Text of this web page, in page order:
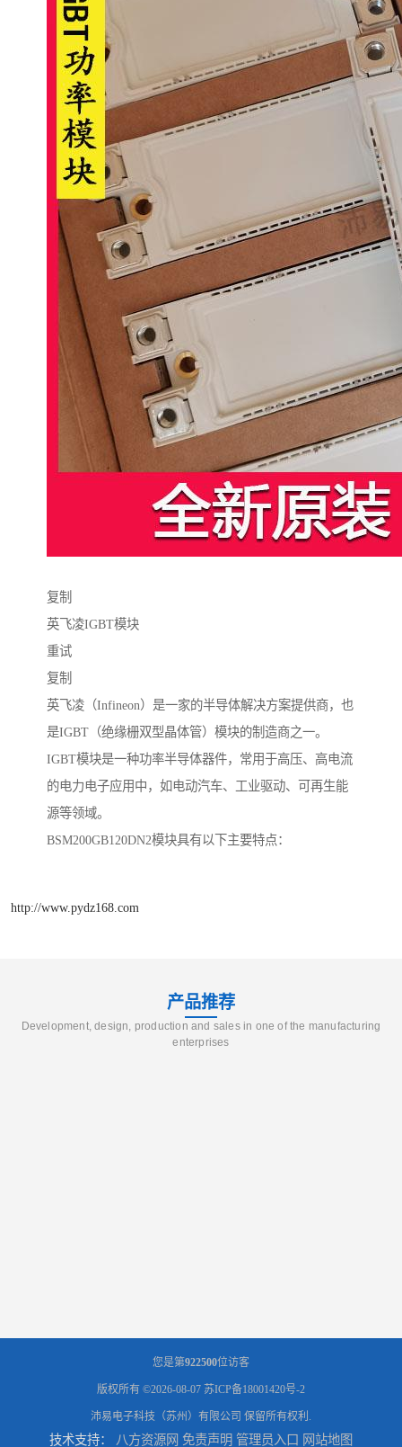
复制
英飞凌IGBT模块
重试
复制
英飞凌（Infineon）是一家的半导体解决方案提供商，也
是IGBT（绝缘栅双型晶体管）模块的制造商之一。
IGBT模块是一种功率半导体器件，常用于高压、高电流
的电力电子应用中，如电动汽车、工业驱动、可再生能
源等领域。
BSM200GB120DN2模块具有以下主要特点：
http://www.pydz168.com
产品推荐
Development, design, production and sales in one of the manufacturing
enterprises
您是第922500位访客
版权所有 ©2026-08-07 苏ICP备18001420号-2
沛易电子科技（苏州）有限公司 保留所有权利.
技术支持： 八方资源网 免责声明 管理员入口 网站地图